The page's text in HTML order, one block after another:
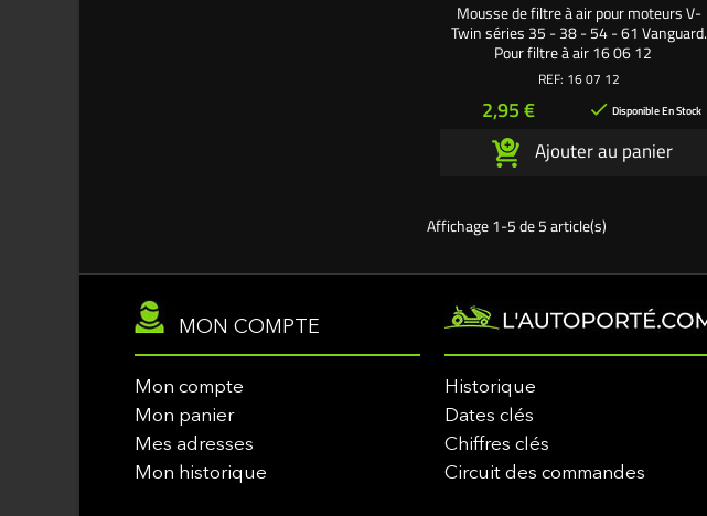
Mousse de filtre à air pour moteurs V-
Twin séries 35 - 38 - 54 - 61 Vanguard.
Pour filtre à air 16 06 12
REF: 16 07 12
Prix
2,95 €  Disponible En Stock
Ajouter au panier
Affichage 1-5 de 5 article(s)
MON COMPTE
Mon compte
Mon panier
Mes adresses
Mon historique
Historique
Dates clés
Chiffres clés
Circuit des commandes